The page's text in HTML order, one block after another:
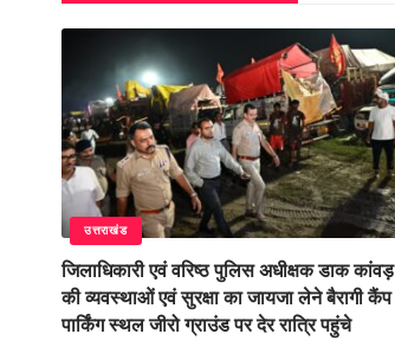
उत्तराखंड
जिलाधिकारी एवं वरिष्ठ पुलिस अधीक्षक डाक कांवड़
की व्यवस्थाओं एवं सुरक्षा का जायजा लेने बैरागी कैंप
पार्किंग स्थल जीरो ग्राउंड पर देर रात्रि पहुंचे